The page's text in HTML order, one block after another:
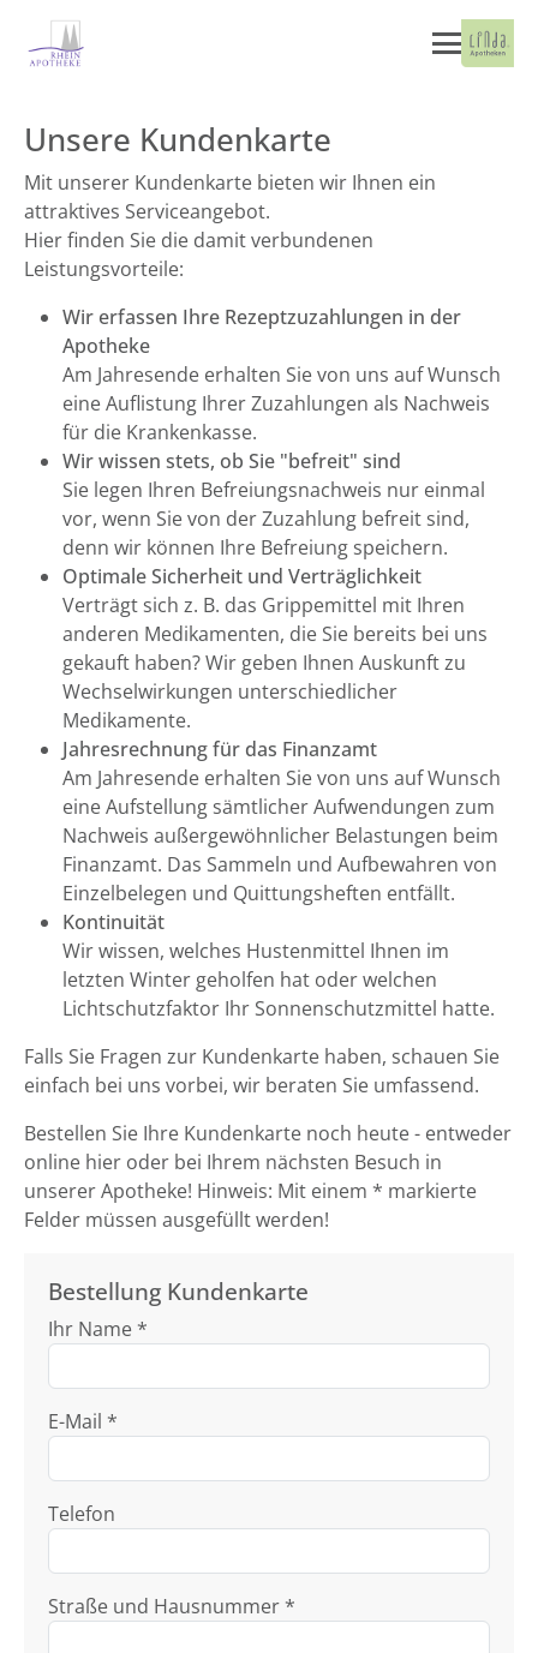
Unsere Kundenkarte
Mit unserer Kundenkarte bieten wir Ihnen ein
attraktives Serviceangebot.
Hier finden Sie die damit verbundenen
Leistungsvorteile:
Wir erfassen Ihre Rezeptzuzahlungen in der
Apotheke
Am Jahresende erhalten Sie von uns auf Wunsch
eine Auflistung Ihrer Zuzahlungen als Nachweis
für die Krankenkasse.
Wir wissen stets, ob Sie "befreit" sind
Sie legen Ihren Befreiungsnachweis nur einmal
vor, wenn Sie von der Zuzahlung befreit sind,
denn wir können Ihre Befreiung speichern.
Optimale Sicherheit und Verträglichkeit
Verträgt sich z. B. das Grippemittel mit Ihren
anderen Medikamenten, die Sie bereits bei uns
gekauft haben? Wir geben Ihnen Auskunft zu
Wechselwirkungen unterschiedlicher
Medikamente.
Jahresrechnung für das Finanzamt
Am Jahresende erhalten Sie von uns auf Wunsch
eine Aufstellung sämtlicher Aufwendungen zum
Nachweis außergewöhnlicher Belastungen beim
Finanzamt. Das Sammeln und Aufbewahren von
Einzelbelegen und Quittungsheften entfällt.
Kontinuität
Wir wissen, welches Hustenmittel Ihnen im
letzten Winter geholfen hat oder welchen
Lichtschutzfaktor Ihr Sonnenschutzmittel hatte.
Falls Sie Fragen zur Kundenkarte haben, schauen Sie
einfach bei uns vorbei, wir beraten Sie umfassend.
Bestellen Sie Ihre Kundenkarte noch heute - entweder
online hier oder bei Ihrem nächsten Besuch in
unserer Apotheke! Hinweis: Mit einem * markierte
Felder müssen ausgefüllt werden!
Bestellung Kundenkarte
Ihr Name *
E-Mail *
Telefon
Straße und Hausnummer *